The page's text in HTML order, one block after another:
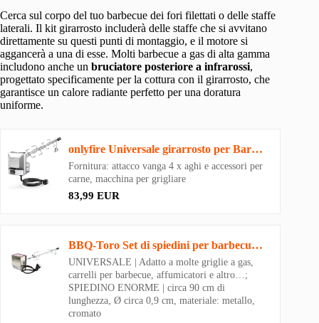
Cerca sul corpo del tuo barbecue dei fori filettati o delle staffe
laterali. Il kit girarrosto includerà delle staffe che si avvitano
direttamente su questi punti di montaggio, e il motore si
aggancerà a una di esse. Molti barbecue a gas di alta gamma
includono anche un bruciatore posteriore a infrarossi,
progettato specificamente per la cottura con il girarrosto, che
garantisce un calore radiante perfetto per una doratura
uniforme.
onlyfire Universale girarrosto per Barbecue, 100cm Quadrato 9x9mm spiedo, 4X forchetta, Motore in…
Fornitura: attacco vanga 4 x aghi e accessori per
carne, macchina per grigliare
83,99 EUR
BBQ-Toro Set di spiedini per barbecue, 90 cm, incl. motore in acciaio inossidabile, 220V – 240V…
UNIVERSALE | Adatto a molte griglie a gas,
carrelli per barbecue, affumicatori e altro…;
SPIEDINO ENORME | circa 90 cm di
lunghezza, Ø circa 0,9 cm, materiale: metallo,
cromato